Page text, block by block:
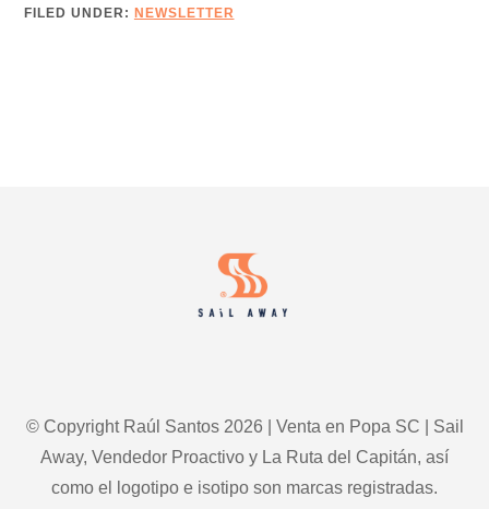
FILED UNDER: NEWSLETTER
© Copyright Raúl Santos 2026 | Venta en Popa SC | Sail
Away, Vendedor Proactivo y La Ruta del Capitán, así
como el logotipo e isotipo son marcas registradas.